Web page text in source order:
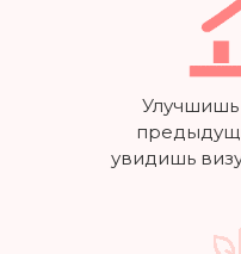
Улучшишь
увидишь